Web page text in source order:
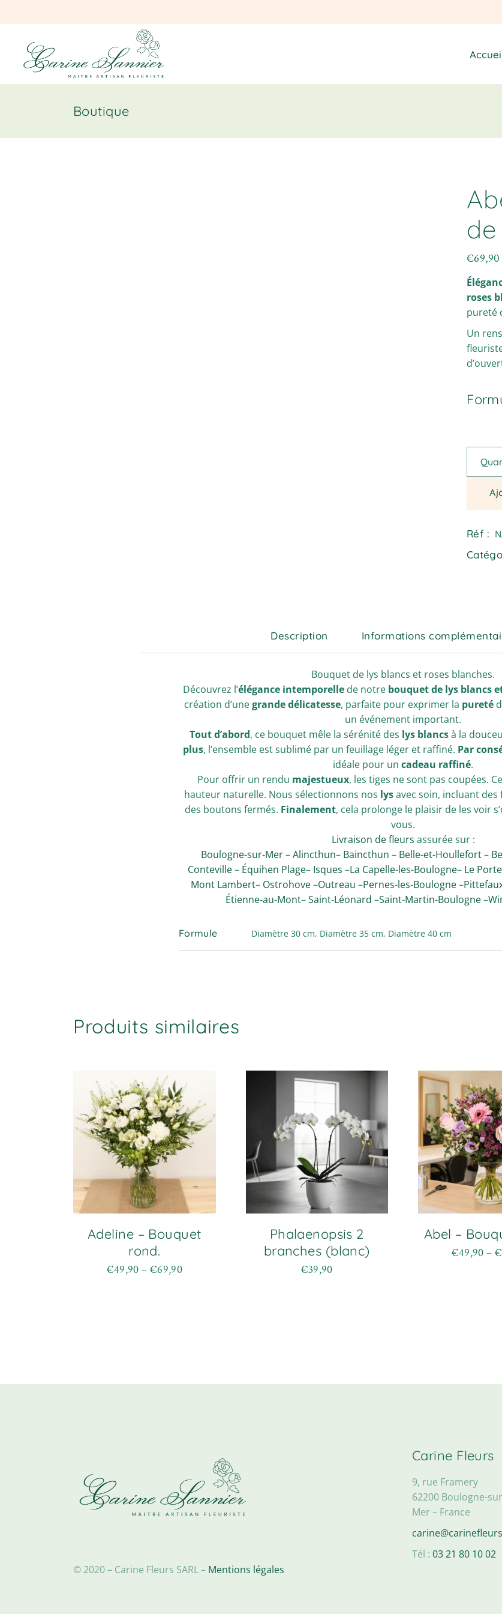
Boutique
€69,90
Plage
de
prix :
€69,90
à
roses
pureté
Un
Abelia
Réf :
Description Informations
Bouquet de lys blancs et roses blanches.
Découvrez l’élégance intemporelle de notre bouquet de lys blancs
création d’unegrande délicatesse, parfaite pour exprimer la pureté
un événement important.
Tout d’abord, ce bouquet mêle la sérénité des lys blancsà la
plus, l’ensemble est sublimé par un feuillage léger et raffiné. Par
idéale pour un cadeau raffiné.
Pour offrir un rendu majestueux, les tiges ne sont pas coupées.
hauteur naturelle. Nous sélectionnons nos lysavec soin, incluant
des boutons fermés. Finalement, cela prolonge le plaisir de les voir
vous.
Livraison de fleurs assurée sur :
Boulogne-sur-Mer–Alincthun– Baincthun – Belle-et-Houllefort–
Conteville– Équihen Plage– Isques –La Capelle-les-Boulogne– Le
Mont Lambert– Ostrohove–Outreau –Pernes-les-Boulogne–
Étienne-au-Mont–Saint-Léonard –Saint-Martin-Boulogne–
Formule Diamètre 30 cm, Diamètre 35 cm, Diamètre 40 cm
Produits similaires
Adeline – Bouquet
rond.
€49,90 – €69,90
Plage
la
Phalaenopsis 2
branches (blanc)
€39,90
Abel –
€49,90 – €
© 2020 – Carine Fleurs SARL – Mentions légales
Carine Fleurs
9, rue Framery
62200 Boulogne-
Mer – France
Tél : 03 21 80 10 02